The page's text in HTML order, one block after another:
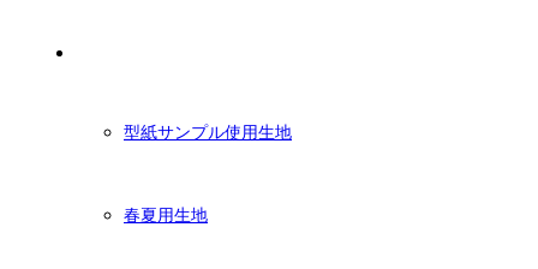
型紙サンプル使用生地
春夏用生地